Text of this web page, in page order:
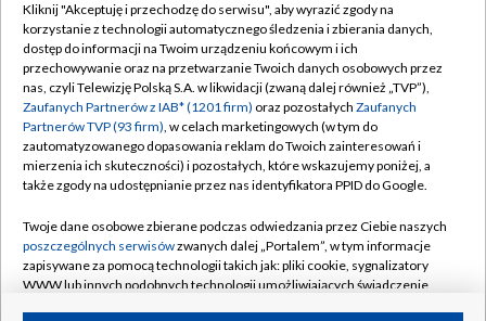
TVP
Abonament TVP
Emisja w TVP
Centrum informacji TVP
Naziemna Telewizja Cyfrowa
Rada Programowa
System NOS
Informacje o nadawcy
Regulamin TVP
Polityka prywatności
Moje zgody
Pomoc
Kontakt
Kanały
Kliknij "Akceptuję i przechodzę do serwisu", aby wyrazić zgody na
korzystanie z technologii automatycznego śledzenia i zbierania danych,
dostęp do informacji na Twoim urządzeniu końcowym i ich
przechowywanie oraz na przetwarzanie Twoich danych osobowych przez
nas, czyli Telewizję Polską S.A. w likwidacji (zwaną dalej również „TVP”),
Zaufanych Partnerów z IAB* (1201 firm) oraz pozostałych Zaufanych
Partnerów TVP (93 firm), w celach marketingowych (w tym do
zautomatyzowanego dopasowania reklam do Twoich zainteresowań i
mierzenia ich skuteczności) i pozostałych, które wskazujemy poniżej, a
także zgody na udostępnianie przez nas identyfikatora PPID do Google.
Twoje dane osobowe zbierane podczas odwiedzania przez Ciebie naszych
poszczególnych serwisówzwanych dalej „Portalem”, w tym informacje
zapisywane za pomocą technologii takich jak: pliki cookie, sygnalizatory
WWW lub innych podobnych technologii umożliwiających świadczenie